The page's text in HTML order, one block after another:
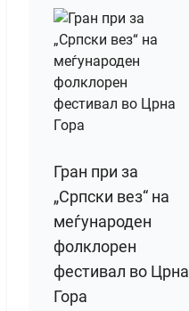
Гран при за
„Српски вез“ на
меѓународен
фолклорен
фестивал во Црна
Гора